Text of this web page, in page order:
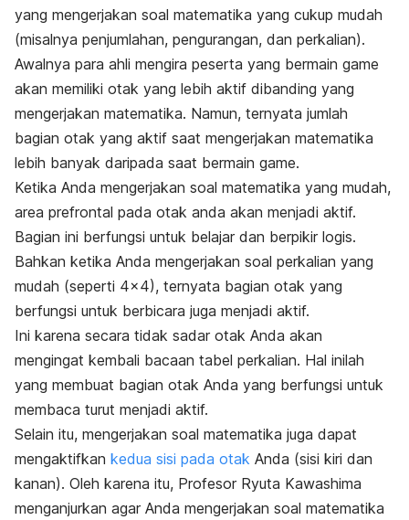
yang mengerjakan soal matematika yang cukup mudah
(misalnya penjumlahan, pengurangan, dan perkalian).
Awalnya para ahli mengira peserta yang bermain game
akan memiliki otak yang lebih aktif dibanding yang
mengerjakan matematika. Namun, ternyata jumlah
bagian otak yang aktif saat mengerjakan matematika
lebih banyak daripada saat bermain game.
Ketika Anda mengerjakan soal matematika yang mudah,
area prefrontal pada otak anda akan menjadi aktif.
Bagian ini berfungsi untuk belajar dan berpikir logis.
Bahkan ketika Anda mengerjakan soal perkalian yang
mudah (seperti 4×4), ternyata bagian otak yang
berfungsi untuk berbicara juga menjadi aktif.
Ini karena secara tidak sadar otak Anda akan
mengingat kembali bacaan tabel perkalian. Hal inilah
yang membuat bagian otak Anda yang berfungsi untuk
membaca turut menjadi aktif.
Selain itu, mengerjakan soal matematika juga dapat
mengaktifkan kedua sisi pada otak Anda (sisi kiri dan
kanan). Oleh karena itu, Profesor Ryuta Kawashima
menganjurkan agar Anda mengerjakan soal matematika